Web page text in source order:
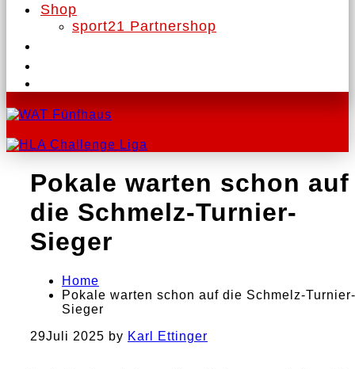
Shop
sport21 Partnershop
Pokale warten schon auf
die Schmelz-Turnier-
Sieger
Home
Pokale warten schon auf die Schmelz-Turnier-
Sieger
29Juli 2025 by Karl Ettinger